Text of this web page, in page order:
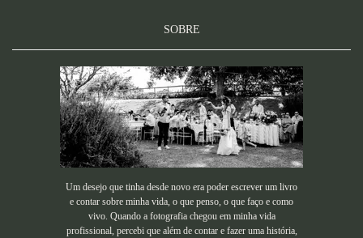
SOBRE
Um desejo que tinha desde novo era poder escrever um livro
e contar sobre minha vida, o que penso, o que faço e como
vivo. Quando a fotografia chegou em minha vida
profissional, percebi que além de contar e fazer uma história,